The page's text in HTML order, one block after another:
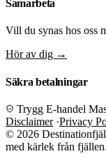
Samarbeta
Vill du synas hos oss
Hör av dig →
Säkra betalningar
Trygg E-handel
Disclaimer ·Privacy
© 2026
med kärlek från fjällen.